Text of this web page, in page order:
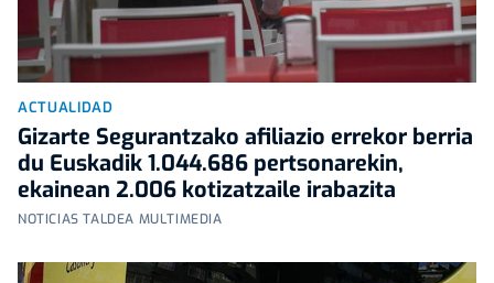
ACTUALIDAD
Gizarte Segurantzako afiliazio errekor berria
du Euskadik 1.044.686 pertsonarekin,
ekainean 2.006 kotizatzaile irabazita
NOTICIAS TALDEA MULTIMEDIA